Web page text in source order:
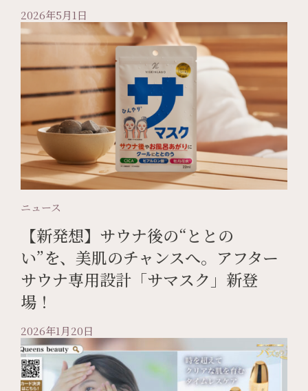
2026年5月1日
ニュース
【新発想】サウナ後の“ととの
い”を、美肌のチャンスへ。アフター
サウナ専用設計「サマスク」新登
場！
2026年1月20日